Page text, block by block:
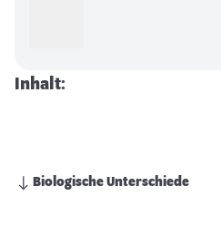
Inhalt:
Biologische Unterschiede